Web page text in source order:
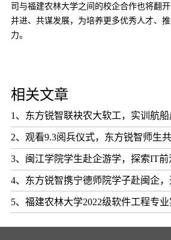
司与福建农林大学之间的校企合作也将翻
并进、共谋发展，为培养更多优秀人才、
力。
相关文章
1、东方锐智联袂农大软工，实训航
2、观看9.3阅兵仪式，东方锐智师生
3、闽江学院学生赴企游学，探索IT前
4、东方锐智携宁德师院学子赴闽企